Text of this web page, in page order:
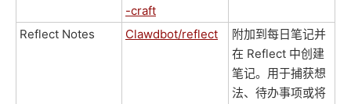
-craft
Reflect Notes Clawdbot/reflect
附加到每日笔记并
在 Reflect 中创建
笔记。用于捕获想
法、待办事项或将